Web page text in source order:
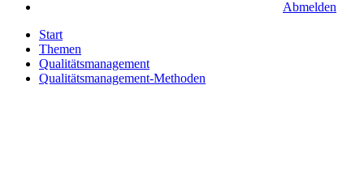
Abmelden
Start
Themen
Qualitätsmanagement
Qualitätsmanagement-Methoden